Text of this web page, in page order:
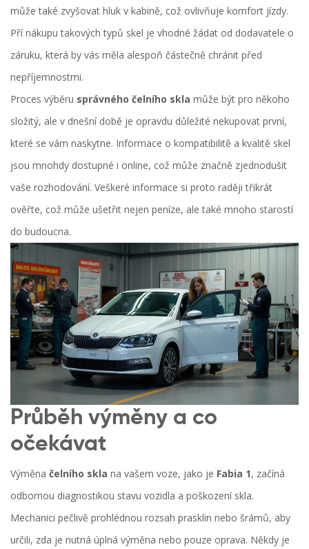
může také zvyšovat hluk v kabině, což ovlivňuje komfort jízdy.
Pří nákupu takových typů skel je vhodné žádat od dodavatele o
záruku, která by vás měla alespoň částečně chránit před
nepříjemnostmi.
Proces výběru správného čelního skla může být pro někoho
složitý, ale v dnešní době je opravdu důležité nekupovat první,
které se vám naskytne. Informace o kompatibilitě a kvalitě skel
jsou mnohdy dostupné i online, což může značně zjednodušit
vaše rozhodování. Veškeré informace si proto raději třikrát
ověřte, což může ušetřit nejen peníze, ale také mnoho starostí
do budoucna.
Průběh výměny a co
očekávat
Výměna čelního skla na vašem voze, jako je Fabia 1, začíná
odbornou diagnostikou stavu vozidla a poškození skla.
Mechanici pečlivě prohlédnou rozsah prasklin nebo šrámů, aby
určili, zda je nutná úplná výměna nebo pouze oprava. Někdy je